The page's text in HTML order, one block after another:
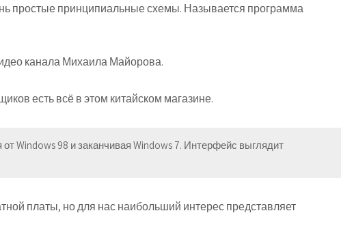
простые принципиальные схемы. Называется программа
канала Михаила Майорова.
есть всё в этом китайском магазине.
Windows 98 и заканчивая Windows 7. Интерфейс выглядит
платы, но для нас наибольший интерес представляет